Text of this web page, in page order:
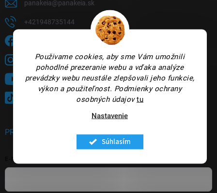
Použivame cookies, aby sme Vám umožnili
pohodlné prezeranie webu a vďaka analýze
prevádzky webu neustále zlepšovali jeho funkcie,
výkon a použiteľnost. Podmienky ochrany
osobných údajov tu
Nastavenie
Súhlasím
panakeia@panakeia.sk
+421948735144
panakeia.sk
Sledujte nás na YouTube
@panakeia_kozmetika
PRIHLÁSENIE
E-MAIL